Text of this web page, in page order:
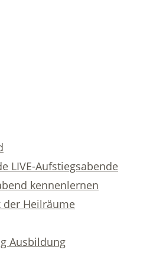
LIVE-Aufstiegsabende
kennenlernen
Heilräume
Ausbildung